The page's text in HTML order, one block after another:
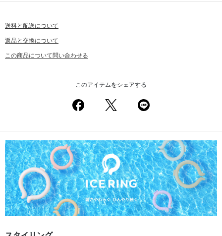
送料と配送について
返品と交換について
この商品について問い合わせる
このアイテムをシェアする